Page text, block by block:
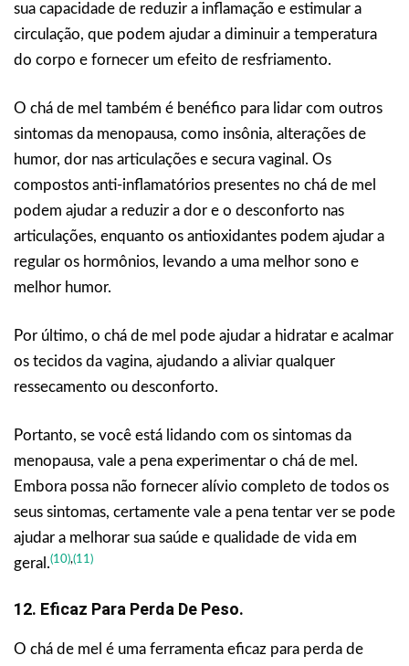
sua capacidade de reduzir a inflamação e estimular a
circulação, que podem ajudar a diminuir a temperatura
do corpo e fornecer um efeito de resfriamento.
O chá de mel também é benéfico para lidar com outros
sintomas da menopausa, como insônia, alterações de
humor, dor nas articulações e secura vaginal. Os
compostos anti-inflamatórios presentes no chá de mel
podem ajudar a reduzir a dor e o desconforto nas
articulações, enquanto os antioxidantes podem ajudar a
regular os hormônios, levando a uma melhor sono e
melhor humor.
Por último, o chá de mel pode ajudar a hidratar e acalmar
os tecidos da vagina, ajudando a aliviar qualquer
ressecamento ou desconforto.
Portanto, se você está lidando com os sintomas da
menopausa, vale a pena experimentar o chá de mel.
Embora possa não fornecer alívio completo de todos os
seus sintomas, certamente vale a pena tentar ver se pode
ajudar a melhorar sua saúde e qualidade de vida em
geral.(10),(11)
12. Eficaz Para Perda De Peso.
O chá de mel é uma ferramenta eficaz para perda de